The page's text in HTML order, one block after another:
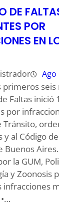
DE
POR
EN
Ago
primeros seis
Faltas inició
por
Tránsito,
y al Código
Buenos
la GUM,
y Zoonosis
infracciones